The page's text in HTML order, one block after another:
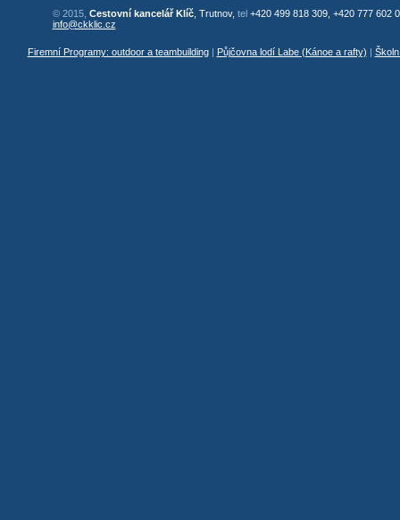
© 2015, Cestovní kancelář Klíč, Trutnov, tel +420 499 818 309, +420 777 602
info@ckklic.cz
Firemní Programy: outdoor a teambuilding| Půjčovna lodí Labe (Kánoe a rafty)